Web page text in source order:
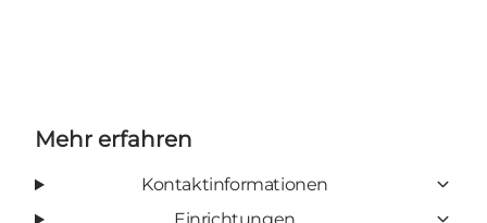
Mehr erfahren
Kontaktinformationen